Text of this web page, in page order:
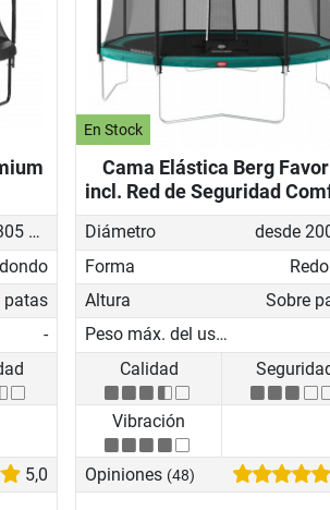
desde 305 cm
patas
-
5,0
En Stock
Cama Elástica Berg
incl. Red de Seguridad
Diámetro
Forma
Altura
Sobre
Peso máx. del usuario
Calidad
Vibración
Opiniones (48)